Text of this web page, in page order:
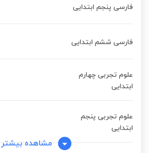
فارسی پنجم ابتدایی
فارسی ششم ابتدایی
علوم تجربی چهارم
ابتدایی
علوم تجربی پنجم
ابتدایی
مشاهده بیشتر